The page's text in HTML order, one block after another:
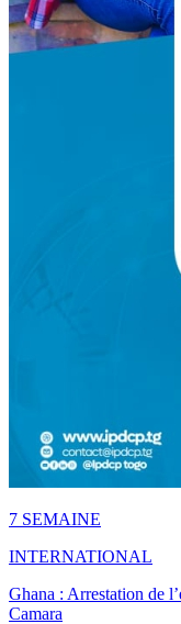
7 SEMAINE
INTERNATIONAL
Ghana : Arrestation de
Camara